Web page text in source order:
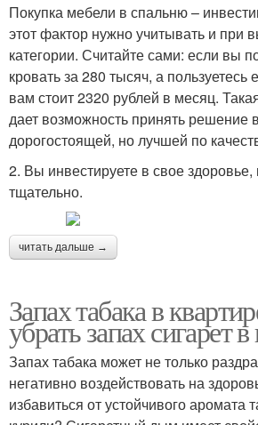
Покупка мебели в спальню –
этот фактор нужно учитывать и при
категории. Считайте сами: если вы
кровать за 280 тысяч, а пользуетесь
вам стоит 2320 рублей в месяц.
дает возможность принять решение
дорогостоящей, но лучшей по
2. Вы инвестируете в свое
тщательно.
читать дальше →
Запах табака в
убрать запах сигарет
Запах табака может не только
негативно воздействовать на
избавиться от устойчивого аромата